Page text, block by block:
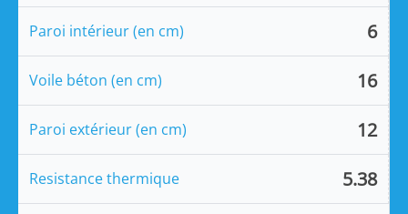
Paroi intérieur (en cm) 6
Voile béton (en cm) 16
Paroi extérieur (en cm) 12
Resistance thermique 5.38